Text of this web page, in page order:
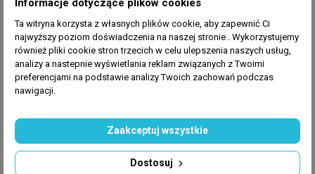
najpopularniejszymi na rynku wężykami o
średnicy zewnętrznej około 4,5 mm. Idealnie i
najpewniej komponuje się z elastycznymi
wężykami z seriiSamudra RainboworazAqua-
Trend Blue Snake.
Specyfikacja techniczna:
Samudra.
Informacje dotyczące plików cookies
Ta witryna korzysta z własnych plików cookie, aby zapewnić Ci
najwyższy poziom doświadczenia na naszej stronie . Wykorzystujemy
również pliki cookie stron trzecich w celu ulepszenia naszych usług,
analizy a nastepnie wyświetlania reklam związanych z Twoimi
preferencjami na podstawie analizy Twoich zachowań podczas
nawigacji.
Dostosuj
Zaakceptuj wszystkie